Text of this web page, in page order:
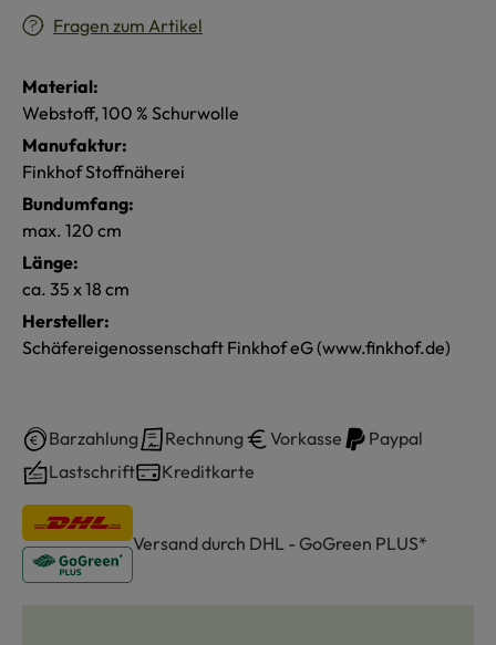
Fragen zum Artikel
Material:
Webstoff, 100 % Schurwolle
Manufaktur:
Finkhof Stoffnäherei
Bundumfang:
max. 120 cm
Länge:
ca. 35 x 18 cm
Hersteller:
Schäfereigenossenschaft Finkhof eG (www.finkhof.de)
Barzahlung Rechnung Vorkasse
Paypal
Lastschrift
Kreditkarte
Versand durch DHL - GoGreen PLUS*